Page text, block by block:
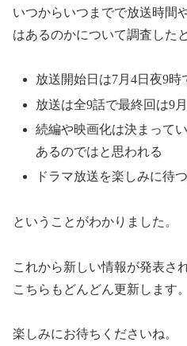
いつからいつまでで放送時間
はあるのかについて調査した
放送開始日は7月4日夜9時
放送は全9話で最終回は9
続編や映画化は決まって
あるのではと思われる
ドラマ放送を楽しみに待
ということがわかりました。
これから新しい情報が発表さ
こちらもどんどん更新します。
楽しみにお待ちくださいね。